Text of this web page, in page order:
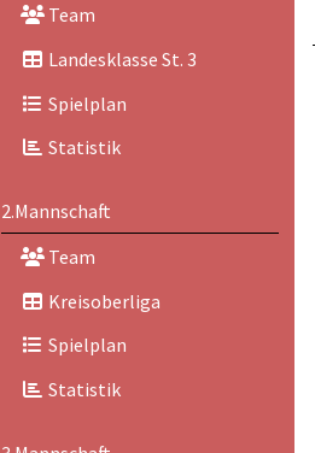
Team
Landesklasse St. 3
Spielplan
Statistik
2.Mannschaft
Team
Kreisoberliga
Spielplan
Statistik